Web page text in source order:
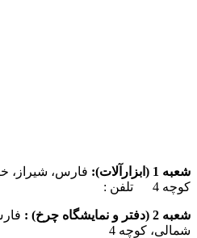
شعبه 1 (ابزارآلات):
فارس، شیراز،
کوچه 4 تلفن :
شعبه 2 (دفتر و نمایشگاه چرخ) :
شمالی، کوچه 4